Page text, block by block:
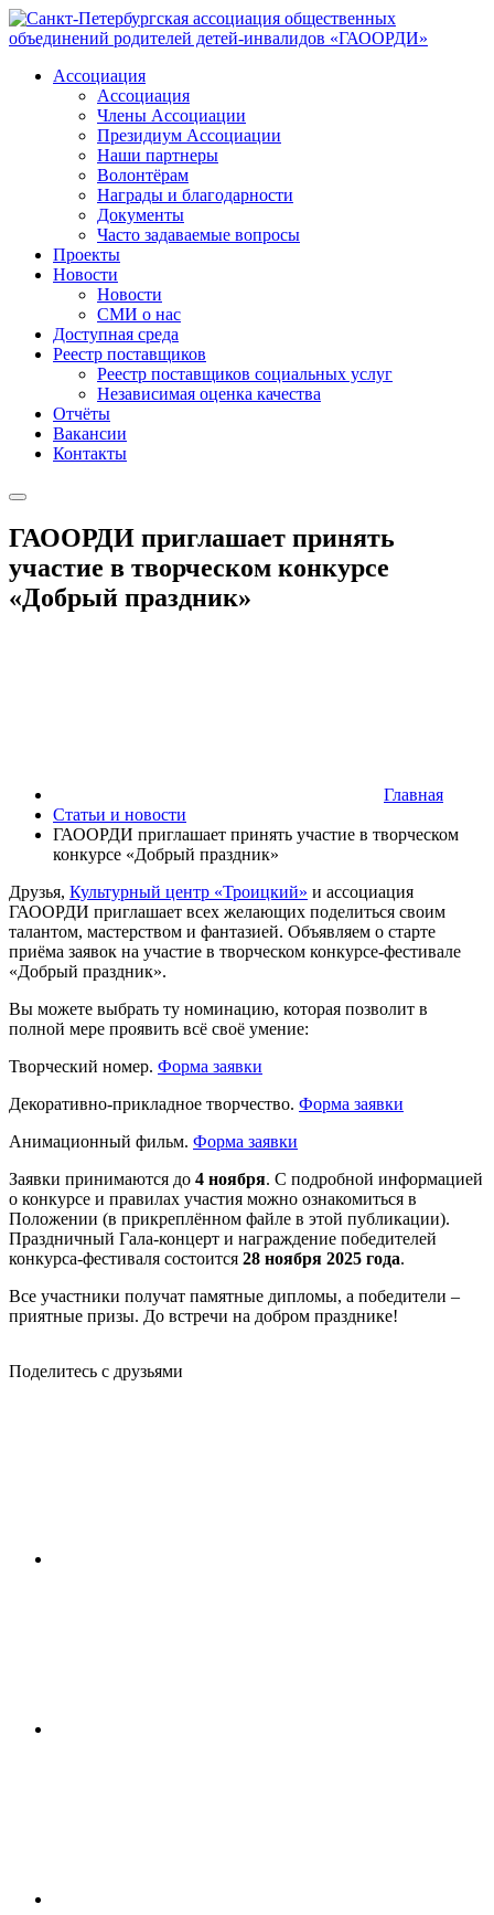
Ассоциация
Ассоциация
Члены Ассоциации
Президиум Ассоциации
Наши партнеры
Волонтёрам
Награды и благодарности
Документы
Часто задаваемые вопросы
Проекты
Новости
Новости
СМИ о нас
Доступная среда
Реестр поставщиков
Реестр поставщиков социальных услуг
Независимая оценка качества
Отчёты
Вакансии
Контакты
ГАООРДИ приглашает принять
участие в творческом конкурсе
«Добрый праздник»
Главная
Статьи и новости
ГАООРДИ приглашает принять участие в творческом
конкурсе «Добрый праздник»
Друзья, Культурный центр «Троицкий» и ассоциация
ГАООРДИ приглашает всех желающих поделиться своим
талантом, мастерством и фантазией. Объявляем о старте
приёма заявок на участие в творческом конкурсе-фестивале
«Добрый праздник».
Вы можете выбрать ту номинацию, которая позволит в
полной мере проявить всё своё умение:
Творческий номер. Форма заявки
Декоративно-прикладное творчество. Форма заявки
Анимационный фильм. Форма заявки
Заявки принимаются до 4 ноября. С подробной информацией
о конкурсе и правилах участия можно ознакомиться в
Положении (в прикреплённом файле в этой публикации).
Праздничный Гала-концерт и награждение победителей
конкурса-фестиваля состоится 28 ноября 2025 года.
Все участники получат памятные дипломы, а победители –
приятные призы. До встречи на добром празднике!
Поделитесь с друзьями